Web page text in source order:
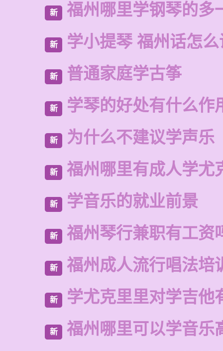
新 福州哪里学钢琴的多
新 学小提琴 福州话怎
新 普通家庭学古筝
新 学琴的好处有什么作
新 为什么不建议学声乐
新 福州哪里有成人学尤
新 学音乐的就业前景
新 福州琴行兼职有工资
新 福州成人流行唱法培
新 学尤克里里对学吉他
新 福州哪里可以学音乐